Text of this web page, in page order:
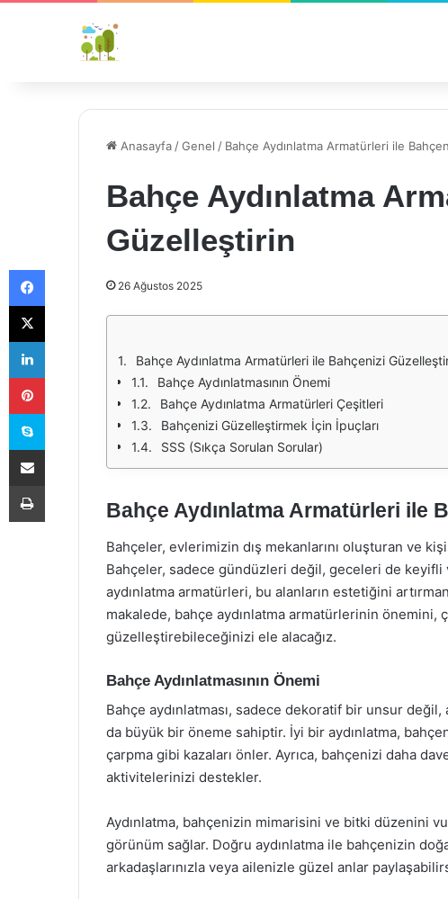
Anasayfa /Genel / Bahçe Aydınlatma Armatürleri ile
Bahçe Aydınlatma
Güzelleştirin
26 Ağustos 2025
Bahçe Aydınlatma Armatürleri ile Bahçenizi
Bahçe Aydınlatmasının Önemi
Bahçe Aydınlatma Armatürleri Çeşitleri
Bahçenizi Güzelleştirmek İçin İpuçları
SSS (Sıkça Sorulan Sorular)
Bahçe Aydınlatma Armatürleri ile
Bahçeler, evlerimizin dış mekanlarını oluşturan ve
Bahçeler, sadece gündüzleri değil, geceleri de keyifli
aydınlatma armatürleri, bu alanların estetiğini
makalede, bahçe aydınlatma armatürlerinin önemini,
güzelleştirebileceğinizi ele alacağız.
Bahçe Aydınlatmasının Önemi
Bahçe aydınlatması, sadece dekoratif bir unsur
da büyük bir öneme sahiptir. İyi bir aydınlatma,
çarpma gibi kazaları önler. Ayrıca, bahçenizi daha
aktivitelerinizi destekler.
Aydınlatma, bahçenizin mimarisini ve bitki düzenini
görünüm sağlar. Doğru aydınlatma ile bahçenizin
arkadaşlarınızla veya ailenizle güzel anlar
Facebook
X
LinkedIn
Pinterest
Skype
E-Posta ile paylaş